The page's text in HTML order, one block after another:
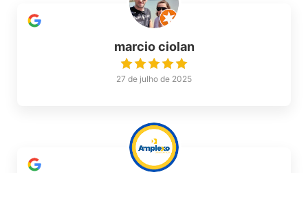
marcio ciolan
27 de julho de 2025